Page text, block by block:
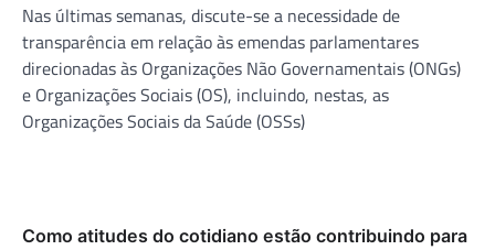
Nas últimas semanas, discute-se a necessidade de
transparência em relação às emendas parlamentares
direcionadas às Organizações Não Governamentais (ONGs)
e Organizações Sociais (OS), incluindo, nestas, as
Organizações Sociais da Saúde (OSSs)
Como atitudes do cotidiano estão contribuindo para